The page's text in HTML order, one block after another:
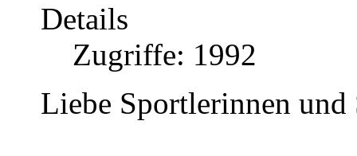
Details
Zugriffe: 1992
Liebe Sportlerinnen und